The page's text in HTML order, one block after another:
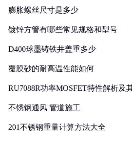
膨胀螺丝尺寸是多少
镀锌方管有哪些常见规格和型号
D400球墨铸铁井盖重多少
覆膜砂的耐高温性能如何
RU7088R功率MOSFET特性解析及
不锈钢通风 管道施工
201不锈钢重量计算方法大全